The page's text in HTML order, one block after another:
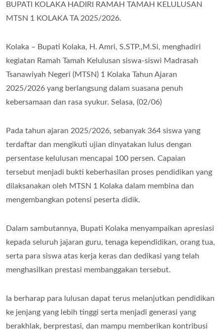
BUPATI KOLAKA HADIRI RAMAH TAMAH KELULUSAN
MTSN 1 KOLAKA TA 2025/2026.
Kolaka – Bupati Kolaka, H. Amri, S.STP.,M.Si, menghadiri
kegiatan Ramah Tamah Kelulusan siswa-siswi Madrasah
Tsanawiyah Negeri (MTSN) 1 Kolaka Tahun Ajaran
2025/2026 yang berlangsung dalam suasana penuh
kebersamaan dan rasa syukur. Selasa, (02/06)
Pada tahun ajaran 2025/2026, sebanyak 364 siswa yang
terdaftar dan mengikuti ujian dinyatakan lulus dengan
persentase kelulusan mencapai 100 persen. Capaian
tersebut menjadi bukti keberhasilan proses pendidikan yang
dilaksanakan oleh MTSN 1 Kolaka dalam membina dan
mengembangkan potensi peserta didik.
Dalam sambutannya, Bupati Kolaka menyampaikan apresiasi
kepada seluruh jajaran guru, tenaga kependidikan, orang tua,
serta para siswa atas kerja keras dan dedikasi yang telah
menghasilkan prestasi membanggakan tersebut.
Ia berharap para lulusan dapat terus melanjutkan pendidikan
ke jenjang yang lebih tinggi serta menjadi generasi yang
berakhlak, berprestasi, dan mampu memberikan kontribusi